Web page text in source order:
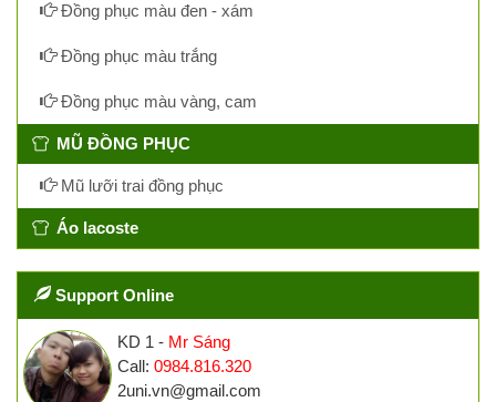
Đồng phục màu đen - xám
Đồng phục màu trắng
Đồng phục màu vàng, cam
MŨ ĐỒNG PHỤC
Mũ lưỡi trai đồng phục
Áo lacoste
Support Online
KD 1 - Mr Sáng
Call: 0984.816.320
2uni.vn@gmail.com